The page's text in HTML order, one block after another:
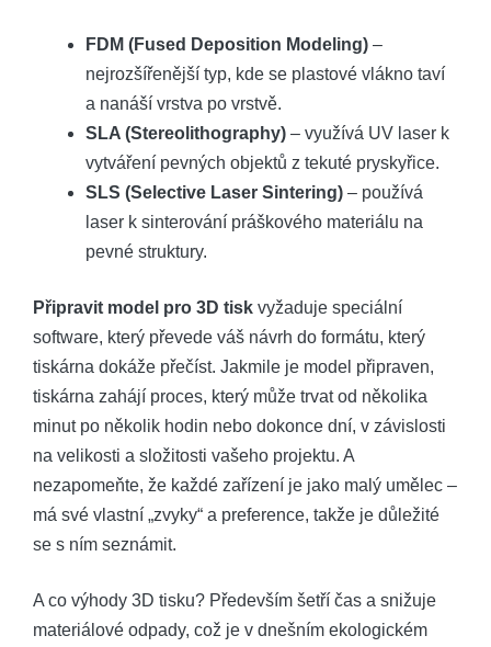
FDM (Fused Deposition Modeling) –
nejrozšířenější typ, kde se plastové vlákno taví
a nanáší vrstva po vrstvě.
SLA (Stereolithography) – využívá UV laser k
vytváření pevných objektů z tekuté pryskyřice.
SLS (Selective Laser Sintering) – používá
laser k sinterování práškového materiálu na
pevné struktury.
Připravit model pro 3D tisk vyžaduje speciální
software, který převede váš návrh do formátu, který
tiskárna dokáže přečíst. Jakmile je model připraven,
tiskárna zahájí proces, který může trvat od několika
minut po několik hodin nebo dokonce dní, v závislosti
na velikosti a složitosti vašeho projektu. A
nezapomeňte, že každé zařízení je jako malý umělec –
má své vlastní „zvyky“ a preference, takže je důležité
se s ním seznámit.
A co výhody 3D tisku? Především šetří čas a snižuje
materiálové odpady, což je v dnešním ekologickém